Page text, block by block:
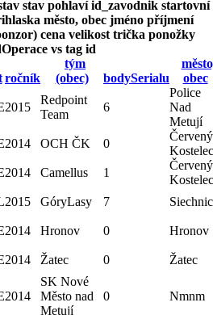
stav pohlaví id_zavodnik startovní
město, obec jméno příjmení
cena velikost trička ponožky
vs tag id
ročník
tým
(obec)
bodySerialu
obec
2015
Redpoint
Team
6
Police
Nad
Metují
2014 OCH ČK 0
Červený
Kostelec
2014 Camellus 1
Červený
Kostelec
2015 GóryLasy 7
2014 Hronov 0 Hronov
2014 Žatec 0 Žatec
2014
SK Nové
Město nad
Metují
0 Nmnm